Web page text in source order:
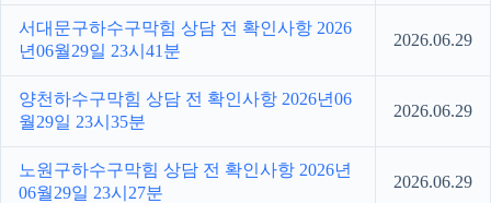
서대문구하수구막힘 상담 전 확인사항 2026
년06월29일 23시41분
2026.06.29
양천하수구막힘 상담 전 확인사항 2026년06
월29일 23시35분
2026.06.29
노원구하수구막힘 상담 전 확인사항 2026년
06월29일 23시27분
2026.06.29